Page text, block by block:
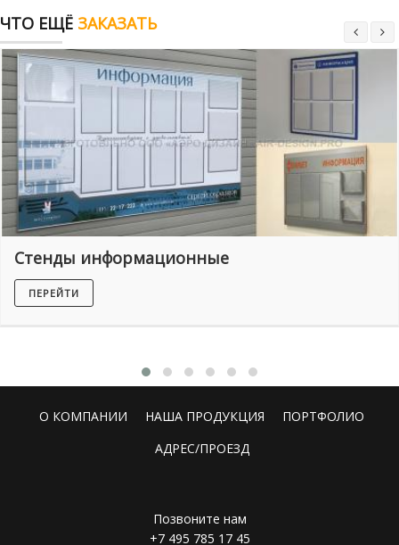
ЧТО ЕЩЁ ЗАКАЗАТЬ
Стенды информационные
ПЕРЕЙТИ
О КОМПАНИИ НАША ПРОДУКЦИЯ
ПОРТФОЛИО
АДРЕС/ПРОЕЗД
Позвоните нам
+7 495 785 17 45